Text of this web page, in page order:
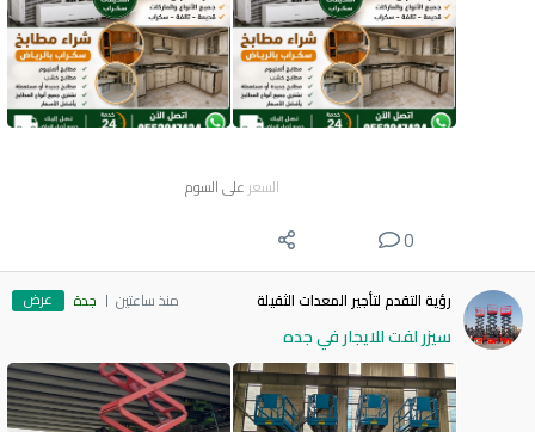
السعر على السوم
0
رؤية التقدم لتأجير المعدات الثقيلة منذ ساعتين جدة عرض
سيزر لفت للايجار في جده